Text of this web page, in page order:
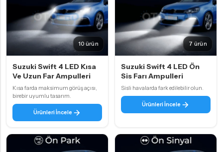
10 ürün
Suzuki Swift 4 LED Kısa
Ve Uzun Far Ampulleri
Kısa farda maksimum görüş açısı,
birebir uyumlu tasarım.
Ürünleri İncele
7 ürün
Suzuki Swift 4 LED Ön
Sis Farı Ampulleri
Sisli havalarda fark edilebilir olun.
Ürünleri İncele